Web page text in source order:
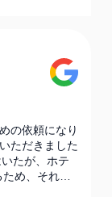
の依頼になり
ただきました
たが、ホテ
め、それも